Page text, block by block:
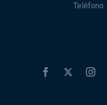
Teléfono: